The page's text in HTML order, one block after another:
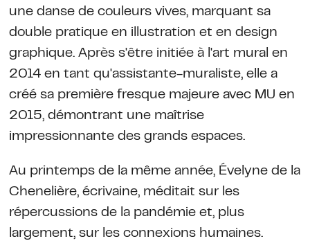
une danse de couleurs vives, marquant sa
double pratique en illustration et en design
graphique. Après s'être initiée à l'art mural en
2014 en tant qu'assistante-muraliste, elle a
créé sa première fresque majeure avec MU en
2015, démontrant une maîtrise
impressionnante des grands espaces.
Au printemps de la même année, Évelyne de la
Chenelière, écrivaine, méditait sur les
répercussions de la pandémie et, plus
largement, sur les connexions humaines.